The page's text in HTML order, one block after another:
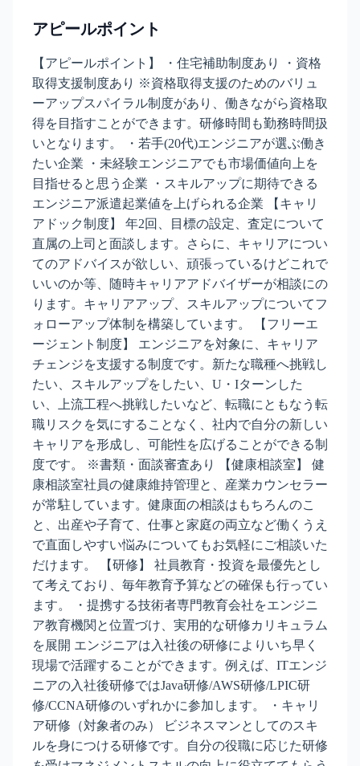
アピールポイント
【アピールポイント】 ・住宅補助制度あり ・資格
取得支援制度あり ※資格取得支援のためのバリュ
ーアップスパイラル制度があり、働きながら資格取
得を目指すことができます。研修時間も勤務時間扱
いとなります。 ・若手(20代)エンジニアが選ぶ働き
たい企業 ・未経験エンジニアでも市場価値向上を
目指せると思う企業 ・スキルアップに期待できる
エンジニア派遣起業値を上げられる企業 【キャリ
アドック制度】 年2回、目標の設定、査定について
直属の上司と面談します。さらに、キャリアについ
てのアドバイスが欲しい、頑張っているけどこれで
いいのか等、随時キャリアアドバイザーが相談にの
ります。キャリアアップ、スキルアップについてフ
ォローアップ体制を構築しています。 【フリーエ
ージェント制度】 エンジニアを対象に、キャリア
チェンジを支援する制度です。新たな職種へ挑戦し
たい、スキルアップをしたい、U・Iターンした
い、上流工程へ挑戦したいなど、転職にともなう転
職リスクを気にすることなく、社内で自分の新しい
キャリアを形成し、可能性を広げることができる制
度です。 ※書類・面談審査あり 【健康相談室】 健
康相談室社員の健康維持管理と、産業カウンセラー
が常駐しています。健康面の相談はもちろんのこ
と、出産や子育て、仕事と家庭の両立など働くうえ
で直面しやすい悩みについてもお気軽にご相談いた
だけます。 【研修】 社員教育・投資を最優先とし
て考えており、毎年教育予算などの確保も行ってい
ます。 ・提携する技術者専門教育会社をエンジニ
ア教育機関と位置づけ、実用的な研修カリキュラム
を展開 エンジニアは入社後の研修によりいち早く
現場で活躍することができます。例えば、ITエンジ
ニアの入社後研修ではJava研修/AWS研修/LPIC研
修/CCNA研修のいずれかに参加します。 ・キャリ
ア研修（対象者のみ） ビジネスマンとしてのスキ
ルを身につける研修です。自分の役職に応じた研修